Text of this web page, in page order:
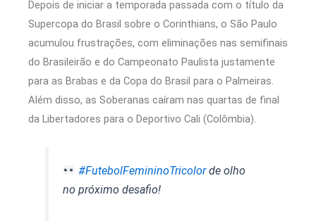
Depois de iniciar a temporada passada com o título da
Supercopa do Brasil sobre o Corinthians, o São Paulo
acumulou frustrações, com eliminações nas semifinais
do Brasileirão e do Campeonato Paulista justamente
para as Brabas e da Copa do Brasil para o Palmeiras.
Além disso, as Soberanas caíram nas quartas de final
da Libertadores para o Deportivo Cali (Colômbia).
#FutebolFemininoTricolorde olho
no próximo desafio!